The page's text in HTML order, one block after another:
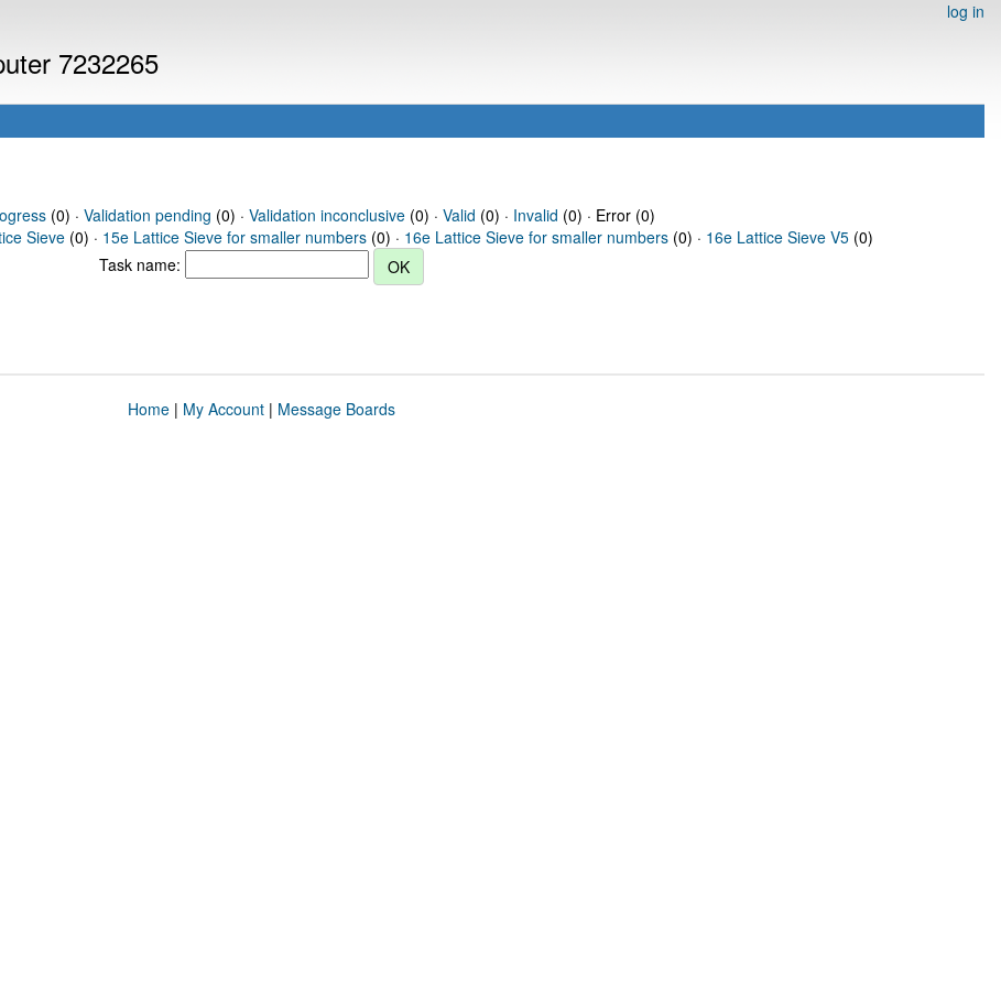
log in
7232265
(0) · Validation pending (0) · Validation inconclusive(0) · Valid (0) · Invalid (0) · Error (0)
Sieve (0) · 15e Lattice Sieve for smaller numbers (0) · 16e Lattice Sieve for smaller numbers (0) · 16e Lattice Sieve V5 (0)
Task name:
Home| My Account| Message Boards